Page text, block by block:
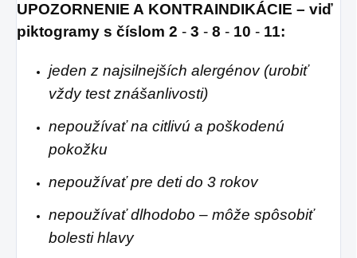
UPOZORNENIE A KONTRAINDIKÁCIE – viď
piktogramy s číslom 2 - 3 - 8 - 10 - 11:
jeden z najsilnejších alergénov (urobiť
vždy test znášanlivosti)
nepoužívať na citlivú a poškodenú
pokožku
nepoužívať pre deti do 3 rokov
nepoužívať dlhodobo – môže spôsobiť
bolesti hlavy